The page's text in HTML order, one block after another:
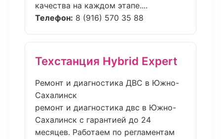
качества на каждом этапе....
Телефон: 8 (916) 570 35 88
Техстанция Hybrid Expert
Ремонт и диагностика ДВС в Южно-
Сахалинск
ремонт и диагностика двс в Южно-
Сахалинск с гарантией до 24
месяцев. Работаем по регламентам